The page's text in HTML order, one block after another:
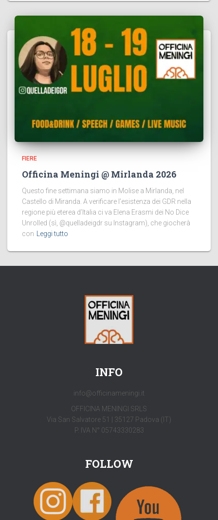
FIERE
Officina Meningi @ Mirlanda 2026
Questo fine settimana siamo in Molise a Mirlanda, nel
Castello di Miranda. A verificare l’esistenza dei GDR nella
regione più eterea d’Italia ci va Elena Erasmi dei No Dice
Unrolled (sì, @quelladeigdr su Instagram), che giocherà
con
Leggi tutto
INFO
info@officinameningi.it
OFFICINA MENINGI SRLS
Via San Salvatore 51 | 35127 Padova (IT)
P. IVA N° 05743330283
FOLLOW